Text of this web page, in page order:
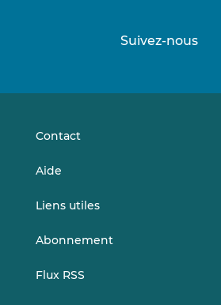
Suivez-nous
Contact
Aide
Liens utiles
Abonnement
Flux RSS